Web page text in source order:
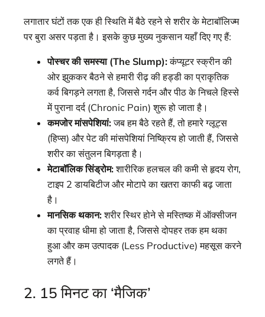
लगातार घंटों तक एक ही स्थिति में बैठे रहने से शरीर के मेटाबॉलिज्म
पर बुरा असर पड़ता है। इसके कुछ मुख्य नुकसान यहाँ दिए गए हैं:
पोस्चर की समस्या (The Slump):कंप्यूटर स्क्रीन की
ओर झुककर बैठने से हमारी रीढ़ की हड्डी का प्राकृतिक
कर्व बिगड़ने लगता है, जिससे गर्दन और पीठ के निचले हिस्से
में पुराना दर्द (Chronic Pain) शुरू हो जाता है।
कमजोर मांसपेशियां:जब हम बैठे रहते हैं, तो हमारे ग्लूट्स
(हिप्स) और पेट की मांसपेशियां निष्क्रिय हो जाती हैं, जिससे
शरीर का संतुलन बिगड़ता है।
मेटाबॉलिक सिंड्रोम:शारीरिक हलचल की कमी से हृदय रोग,
टाइप 2 डायबिटीज और मोटापे का खतरा काफी बढ़ जाता
है।
मानसिक थकान:शरीर स्थिर होने से मस्तिष्क में ऑक्सीजन
का प्रवाह धीमा हो जाता है, जिससे दोपहर तक हम थका
हुआ और कम उत्पादक (Less Productive) महसूस करने
लगते हैं।
2. 15 मिनट का ‘मैजिक’